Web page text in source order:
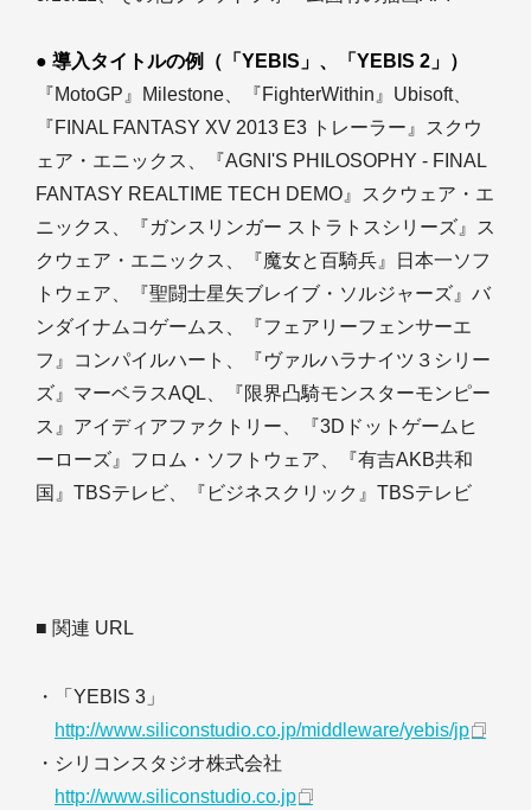
● 導入タイトルの例（「YEBIS」、「YEBIS 2」）
『MotoGP』Milestone、『FighterWithin』Ubisoft、
『FINAL FANTASY XV 2013 E3 トレーラー』スクウ
ェア・エニックス、『AGNI'S PHILOSOPHY - FINAL
FANTASY REALTIME TECH DEMO』スクウェア・エ
ニックス、『ガンスリンガー ストラトスシリーズ』ス
クウェア・エニックス、『魔女と百騎兵』日本一ソフ
トウェア、『聖闘士星矢ブレイブ・ソルジャーズ』バ
ンダイナムコゲームス、『フェアリーフェンサーエ
フ』コンパイルハート、『ヴァルハラナイツ３シリー
ズ』マーベラスAQL、『限界凸騎モンスターモンピー
ス』アイディアファクトリー、『3Dドットゲームヒ
ーローズ』フロム・ソフトウェア、『有吉AKB共和
国』TBSテレビ、『ビジネスクリック』TBSテレビ
■ 関連 URL
・「YEBIS 3」
http://www.siliconstudio.co.jp/middleware/yebis/jp
・シリコンスタジオ株式会社
http://www.siliconstudio.co.jp